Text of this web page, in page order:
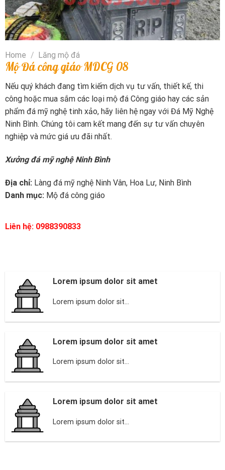
Home / Lăng mộ đá
Mộ Đá công giáo MDCG 08
Nếu quý khách đang tìm kiếm dịch vụ tư vấn, thiết kế, thi
công hoặc mua sắm các loại mộ đá Công giáo hay các sản
phẩm đá mỹ nghệ tinh xảo, hãy liên hệ ngay với Đá Mỹ Nghệ
Ninh Bình. Chúng tôi cam kết mang đến sự tư vấn chuyên
nghiệp và mức giá ưu đãi nhất.
Xưởng đá mỹ nghệ Ninh Bình
Địa chỉ: Làng đá mỹ nghệ Ninh Vân, Hoa Lư, Ninh Bình
Danh mục: Mộ đá công giáo
Liên hệ: 0988390833
Lorem ipsum dolor sit amet
Lorem ipsum dolor sit...
Lorem ipsum dolor sit amet
Lorem ipsum dolor sit...
Lorem ipsum dolor sit amet
Lorem ipsum dolor sit...